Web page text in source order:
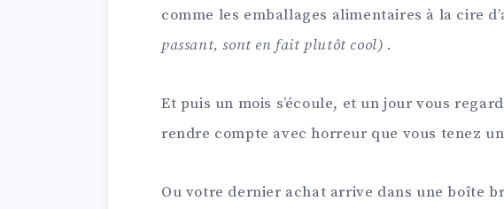
comme les emballages alimentaires à la cire
passant, sont en fait plutôt cool) .
Et puis un mois s’écoule, et un jour vous
rendre compte avec horreur que vous tenez
Ou votre dernier achat arrive dans une boîte